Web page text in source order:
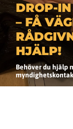
DROP-
– FÅ
HJÄLP!
Behöver du hjälp